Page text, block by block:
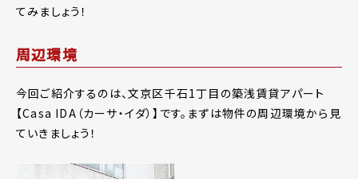
てみましょう！
周辺環境
今回ご紹介するのは、文京区千石1丁目の築浅賃貸アパート
【Casa IDA（カーサ・イダ）】です。まずは物件の周辺環境から見
ていきましょう！